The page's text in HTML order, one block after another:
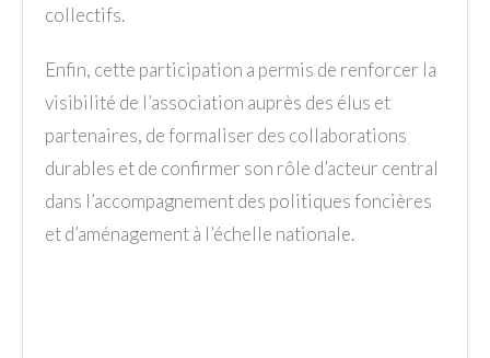
collectifs.
Enfin, cette participation a permis de renforcer la
visibilité de l’association auprès des élus et
partenaires, de formaliser des collaborations
durables et de confirmer son rôle d’acteur central
dans l’accompagnement des politiques foncières
et d’aménagement à l’échelle nationale.